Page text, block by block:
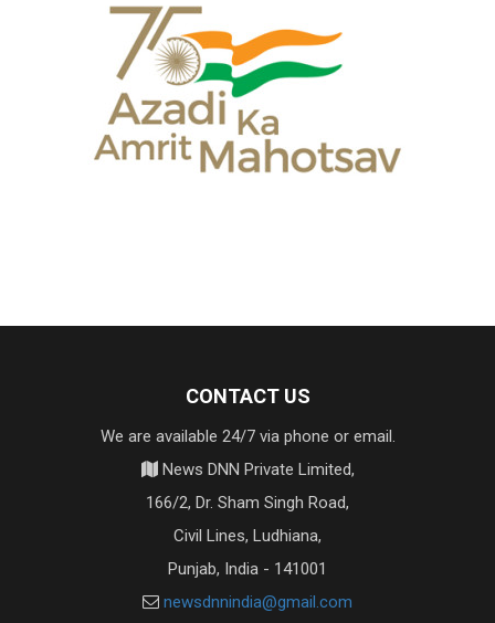
CONTACT US
We are available 24/7 via phone or email.
News DNN Private Limited,
166/2, Dr. Sham Singh Road,
Civil Lines, Ludhiana,
Punjab, India - 141001
newsdnnindia@gmail.com